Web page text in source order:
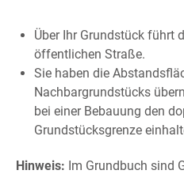
Über Ihr Grundstück führt
öffentlichen Straße.
Sie haben die
Nachbargrundstücks
bei einer Bebauung den
Grundstücksgrenze
Hinweis: Im Grundbuch sind